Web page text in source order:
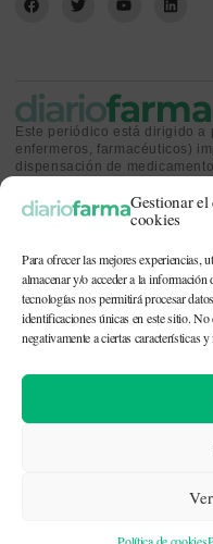
Gestionar
cookies
Para ofrecer las mejores experiencias,
almacenar y/o acceder a la
tecnologías nos permitirá procesar
identificaciones únicas en este sitio.
negativamente a ciertas características
Este periódico está dirigido a
enfermeros, farmacéuticos)
dispensación de
sanitaria.
CONTACTO Y QUIÉNES
© 2026. Todos los derechos